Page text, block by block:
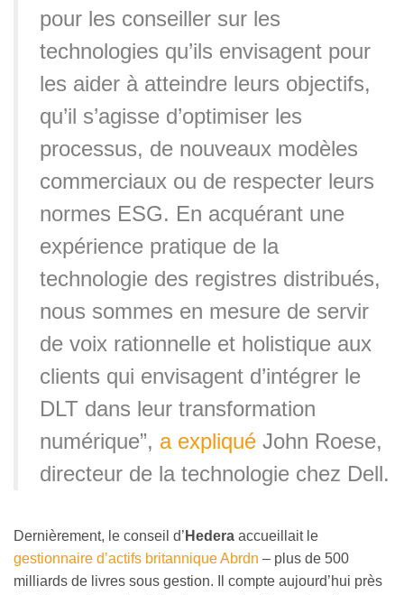
pour les conseiller sur les
technologies qu’ils envisagent pour
les aider à atteindre leurs objectifs,
qu’il s’agisse d’optimiser les
processus, de nouveaux modèles
commerciaux ou de respecter leurs
normes ESG. En acquérant une
expérience pratique de la
technologie des registres distribués,
nous sommes en mesure de servir
de voix rationnelle et holistique aux
clients qui envisagent d’intégrer le
DLT dans leur transformation
numérique”, a expliqué John Roese,
directeur de la technologie chez Dell.
Dernièrement, le conseil d’ Hedera accueillait le
gestionnaire d’actifs britannique Abrdn – plus de 500
milliards de livres sous gestion. Il compte aujourd’hui près